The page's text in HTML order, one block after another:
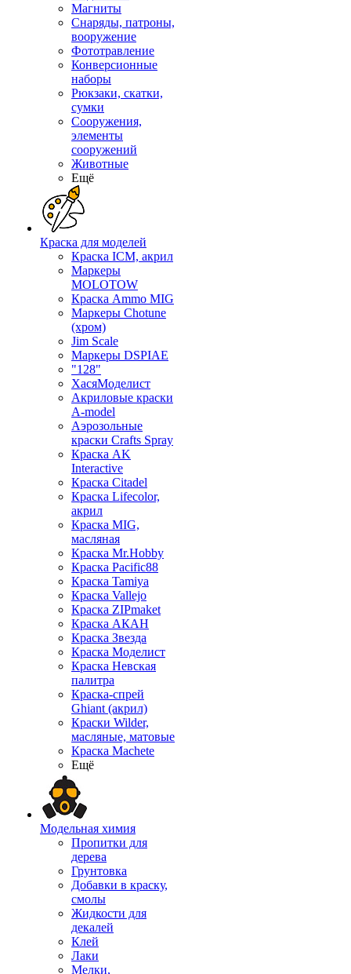
Магниты
Снаряды, патроны,
вооружение
Фототравление
Конверсионные
наборы
Рюкзаки, скатки,
сумки
Сооружения,
элементы
сооружений
Животные
Ещё
Краска для моделей
Краска ICM, акрил
Маркеры
MOLOTOW
Краска Ammo MIG
Маркеры Chotune
(хром)
Jim Scale
Маркеры DSPIAE
"128"
ХасяМоделист
Акриловые краски
A-model
Аэрозольные
краски Crafts Spray
Краска AK
Interactive
Краска Citadel
Краска Lifecolor,
акрил
Краска MIG,
масляная
Краска Mr.Hobby
Краска Pacific88
Краска Tamiya
Краска Vallejo
Краска ZIPmaket
Краска АКАН
Краска Звезда
Краска Моделист
Краска Невская
палитра
Краска-спрей
Ghiant (акрил)
Краски Wilder,
масляные, матовые
Краска Machete
Ещё
Модельная химия
Пропитки для
дерева
Грунтовка
Добавки в краску,
смолы
Жидкости для
декалей
Клей
Лаки
Мелки,